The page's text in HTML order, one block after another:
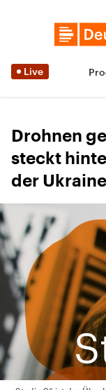
Live
Drohnen
steckt
der Ukraine